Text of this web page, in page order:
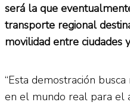
será la que
transporte regional
movilidad entre ciudades
“Esta demostración
en el mundo real para el